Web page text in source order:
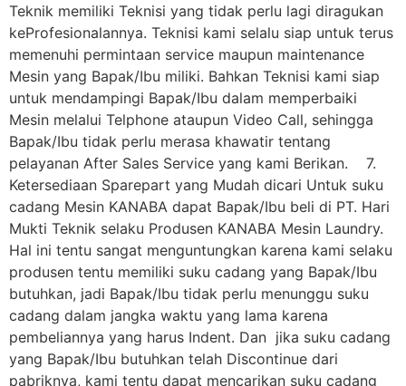
Teknik memiliki Teknisi yang tidak perlu lagi diragukan
keProfesionalannya. Teknisi kami selalu siap untuk terus
memenuhi permintaan service maupun maintenance
Mesin yang Bapak/Ibu miliki. Bahkan Teknisi kami siap
untuk mendampingi Bapak/Ibu dalam memperbaiki
Mesin melalui Telphone ataupun Video Call, sehingga
Bapak/Ibu tidak perlu merasa khawatir tentang
pelayanan After Sales Service yang kami Berikan. 7.
Ketersediaan Sparepart yang Mudah dicari Untuk suku
cadang Mesin KANABA dapat Bapak/Ibu beli di PT. Hari
Mukti Teknik selaku Produsen KANABA Mesin Laundry.
Hal ini tentu sangat menguntungkan karena kami selaku
produsen tentu memiliki suku cadang yang Bapak/Ibu
butuhkan, jadi Bapak/Ibu tidak perlu menunggu suku
cadang dalam jangka waktu yang lama karena
pembeliannya yang harus Indent. Dan jika suku cadang
yang Bapak/Ibu butuhkan telah Discontinue dari
pabriknya, kami tentu dapat mencarikan suku cadang